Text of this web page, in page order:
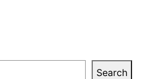
Search